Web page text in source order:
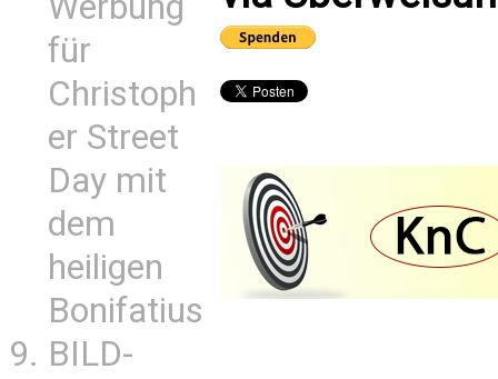
für
Christoph
er Street
Day mit
dem
heiligen
Bonifatius
BILD-